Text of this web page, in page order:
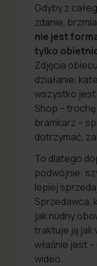
Gdyby z
zdanie,
nie jest
tylko
Zdjęcia
działanie,
wszystko jest
Shop –
bramkarz –
dotrzymać,
To dlatego
podwójnie:
lepiej
Sprzedawca,
jak nudny
traktuje ją jak
właśnie jest
wideo.